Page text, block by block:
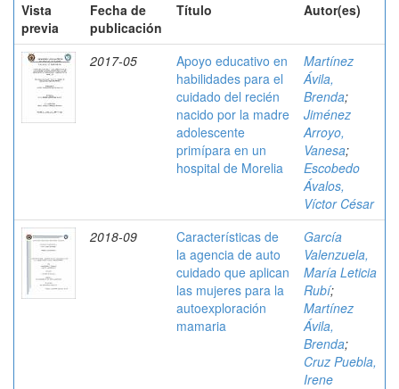
Vista
previa
Fecha de
publicación
Título Autor(es)
2017-05
Apoyo educativo en
habilidades para el
cuidado del recién
nacido por la madre
adolescente
primípara en un
hospital de Morelia
Martínez
Ávila,
Brenda;
Jiménez
Arroyo,
Vanesa;
Escobedo
Ávalos,
Víctor César
2018-09
Características de
la agencia de auto
cuidado que aplican
las mujeres para la
autoexploración
mamaria
García
Valenzuela,
María Leticia
Rubí;
Martínez
Ávila,
Brenda;
Cruz Puebla,
Irene